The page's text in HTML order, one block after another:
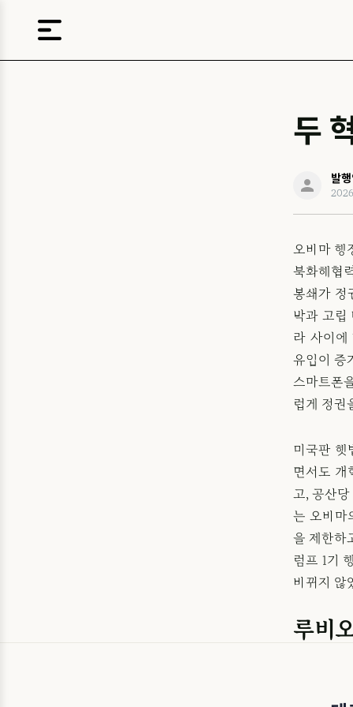
두
발
오바마 행
북화해협
봉쇄가 정
박과 고립
라 사이에
유입이 증
스마트폰
럽게 정권
미국판 햇
면서도 개
고, 공산
는 오바마
을 제한하
럼프 1기
바뀌지 않
루비